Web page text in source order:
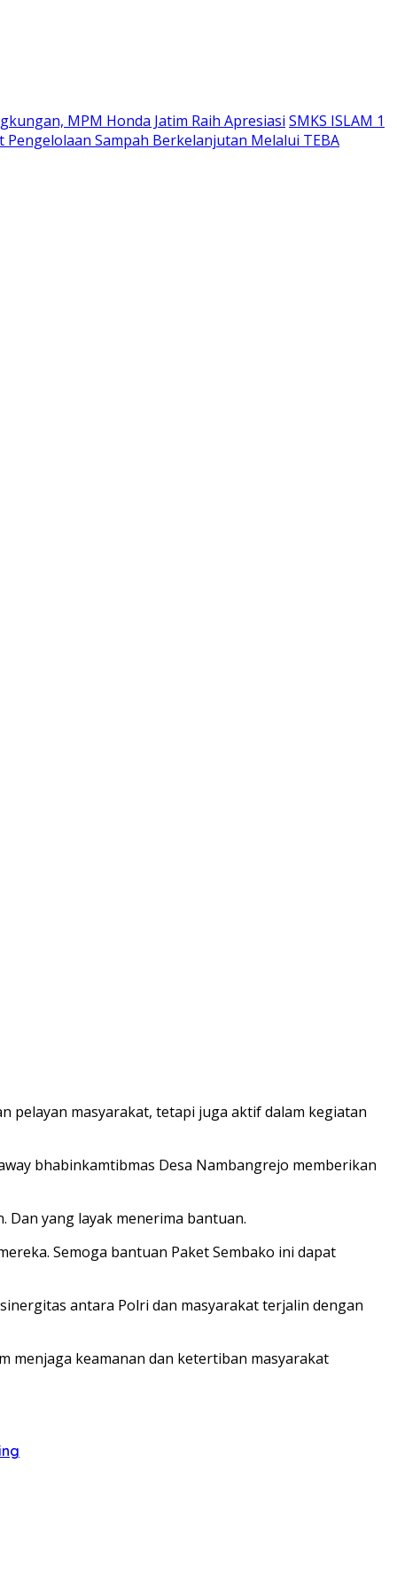
MPM Honda Jatim Raih Apresiasi SMKS ISLAM 1
Pengelolaan Sampah Berkelanjutan Melalui TEBA
pelayan masyarakat, tetapi juga aktif dalam kegiatan
bhabinkamtibmas Desa Nambangrejo memberikan
Dan yang layak menerima bantuan.
Semoga bantuan Paket Sembako ini dapat
antara Polri dan masyarakat terjalin dengan
menjaga keamanan dan ketertiban masyarakat